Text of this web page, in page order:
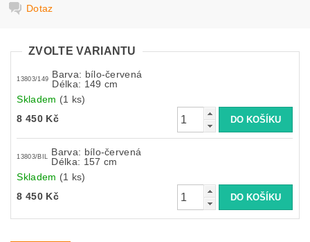
Dotaz
ZVOLTE VARIANTU
13803/149 Barva: bílo-červená
Délka: 149 cm
Skladem (1 ks)
8 450 Kč
13803/BIL Barva: bílo-červená
Délka: 157 cm
Skladem (1 ks)
8 450 Kč